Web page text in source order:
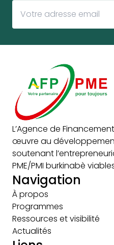
L’Agence de
œuvre au
soutenant
PME/PMI burkinabè
Navigation
À propos
Programmes
Ressources et visibilité
Actualités